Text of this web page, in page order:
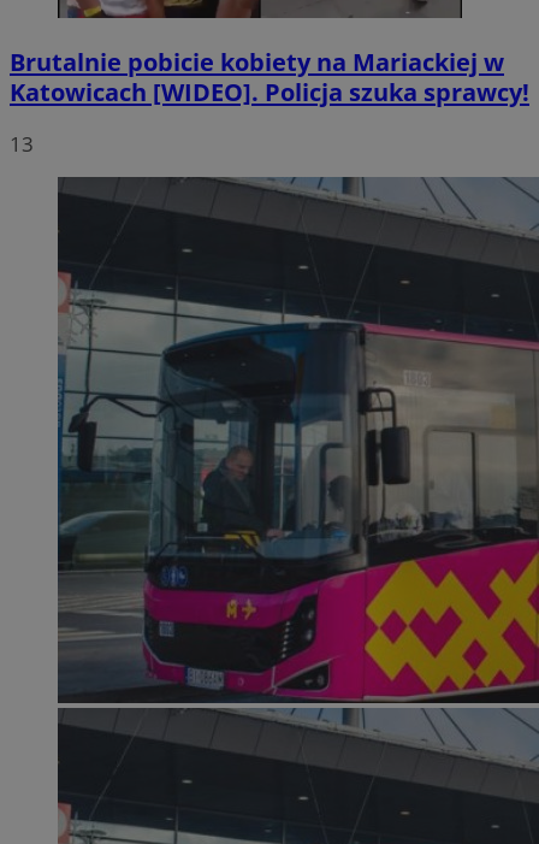
Brutalnie pobicie kobiety na Mariackiej w
Katowicach [WIDEO]. Policja szuka sprawcy!
13